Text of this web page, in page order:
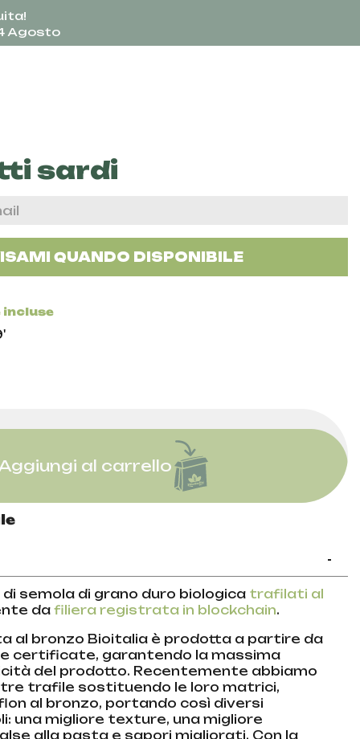
Agosto
sardi
QUANDO DISPONIBILE
incluse
al carrello
-
semola di grano duro biologica trafilati al
da filiera registrata in blockchain.
al bronzo Bioitalia è prodotta a partire da
certificate, garantendo la massima
del prodotto. Recentemente abbiamo
trafile sostituendo le loro matrici,
al bronzo, portando così diversi
una migliore texture, una migliore
alla pasta e sapori migliorati. Con la